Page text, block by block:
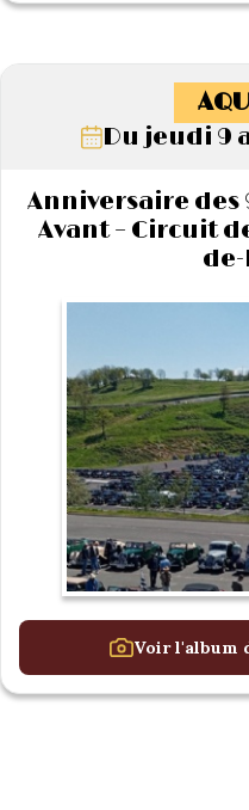
Du jeudi 9
Anniversaire des
Avant – Circuit
Voir l'album